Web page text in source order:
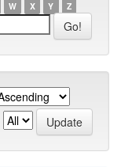
W X Y Z